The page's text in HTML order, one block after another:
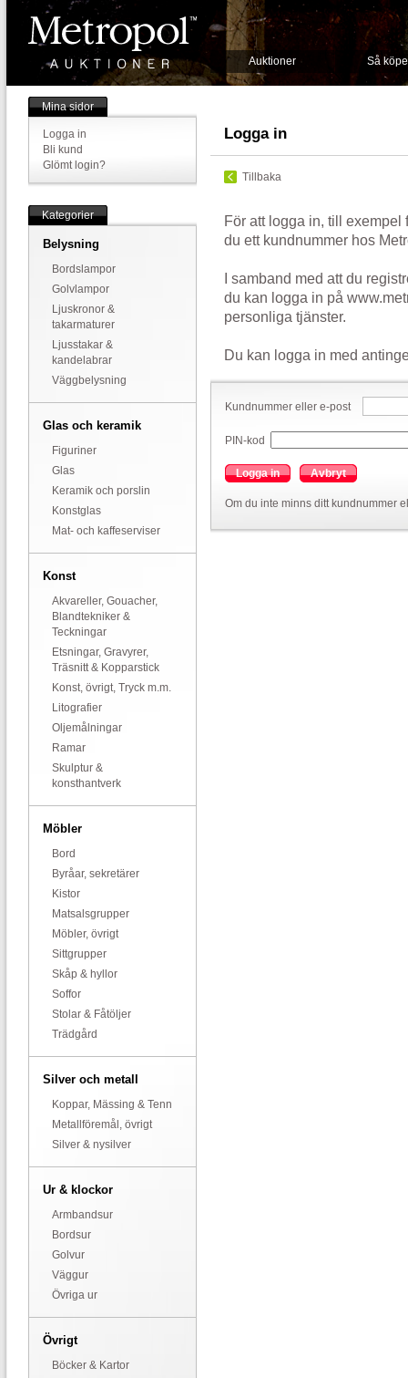
Auktioner Så
Mina sidor
Logga in
Bli kund
Glömt login?
Kategorier
Belysning
Bordslampor
Golvlampor
Ljuskronor &
takarmaturer
Ljusstakar &
kandelabrar
Väggbelysning
Glas och keramik
Figuriner
Glas
Keramik och porslin
Konstglas
Mat- och kaffeserviser
Konst
Akvareller, Gouacher,
Blandtekniker &
Teckningar
Etsningar, Gravyrer,
Träsnitt & Kopparstick
Konst, övrigt, Tryck m.m.
Litografier
Oljemålningar
Ramar
Skulptur &
konsthantverk
Möbler
Bord
Byråar, sekretärer
Kistor
Matsalsgrupper
Möbler, övrigt
Sittgrupper
Skåp & hyllor
Soffor
Stolar & Fåtöljer
Trädgård
Silver och metall
Koppar, Mässing & Tenn
Metallföremål, övrigt
Silver & nysilver
Ur & klockor
Armbandsur
Bordsur
Golvur
Väggur
Övriga ur
Övrigt
Böcker & Kartor
Logga in
Tillbaka
För att logga in, till exempel
du ett kundnummer hos
I samband med att du
du kan logga in på
personliga tjänster.
Du kan logga in med
Kundnummer eller e-post
PIN-kod
Logga in Avbryt
Om du inte minns ditt kundnummer